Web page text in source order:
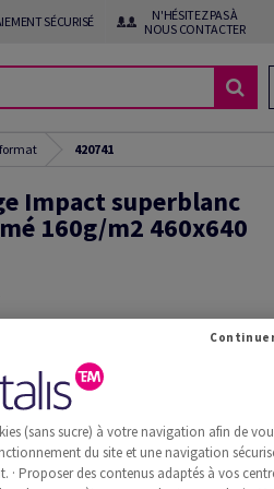
SÉCURISÉ
N'HÉSITEZ PAS À
NOUS CONTACTER
420741
Impact superblanc
160g/m2 460x640
superblanc, sans bois ECF, 160g/
BE, Paquet de 250 feuilles, FSC Mix Credit
d'échantillon(s)
additionnelle Recommander
(sans sucre) à votre navigation afin de
du site et une navigation
Proposer des contenus adaptés à vos